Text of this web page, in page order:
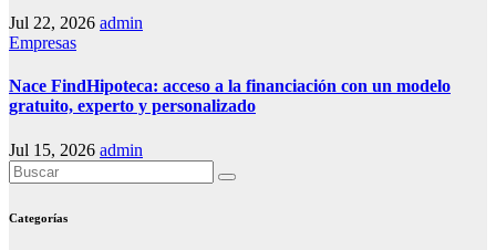
Jul 22, 2026 admin
Empresas
Nace FindHipoteca: acceso a la financiación con un modelo
gratuito, experto y personalizado
Jul 15, 2026 admin
Categorías